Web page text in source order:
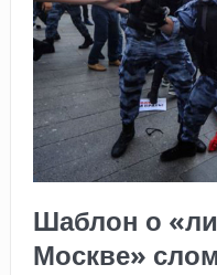
Шаблон о
Москве»